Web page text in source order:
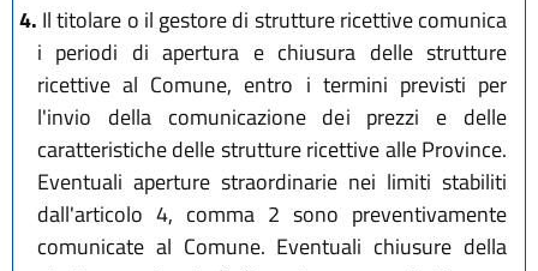
4. Il titolare o il gestore di strutture ricettive comunica
i periodi di apertura e chiusura delle strutture
ricettive al Comune, entro i termini previsti per
l'invio della comunicazione dei prezzi e delle
caratteristiche delle strutture ricettive alle Province.
Eventuali aperture straordinarie nei limiti stabiliti
dall'articolo 4, comma 2 sono preventivamente
comunicate al Comune. Eventuali chiusure della